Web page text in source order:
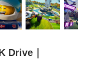
Drive｜